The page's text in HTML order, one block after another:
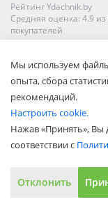
Рейтинг Ydachnik.by
Средняя оценка: 4.9 из
покупателей
Гродно, Могилеве,
Новополоцке, Пинске,
доставка
Показать полную
© ООО
Мы используем
опыта, сбора
рекомендаций.
Настроить cookie.
Нажав «Принять», Вы
соответствии с
Отклонить